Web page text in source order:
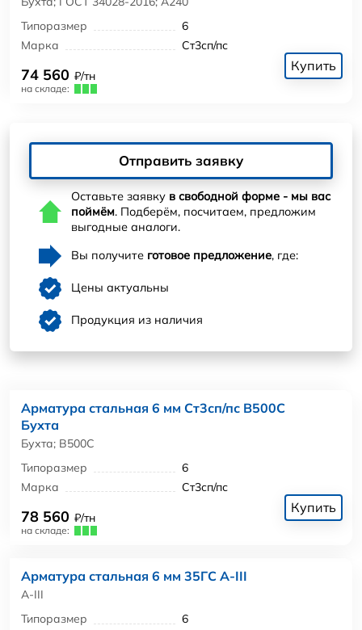
Типоразмер
6
Марка
Ст3сп/пс
74 560 ₽/тн
на складе:
Купить
Отправить заявку
Оставьте заявку в свободной форме - мы вас
поймём. Подберём, посчитаем, предложим
выгодные аналоги.
Вы получите готовое предложение, где:
Цены актуальны
Продукция из наличия
Арматура стальная 6 мм Ст3сп/пс В500С
Бухта
Бухта; В500С
Типоразмер
6
Марка
Ст3сп/пс
78 560 ₽/тн
на складе:
Купить
Арматура стальная 6 мм 35ГС А-III
А-III
Типоразмер
6